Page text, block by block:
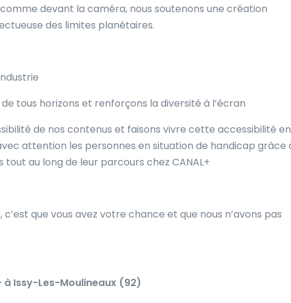
devant la caméra, nous soutenons une création
des limites planétaires.
tous horizons et renforçons la diversité à l’écran
de nos contenus et faisons vivre cette accessibilité en
attention les personnes en situation de handicap grâce
au long de leur parcours chez CANAL+
que vous avez votre chance et que nous n’avons pas
à Issy-Les-Moulineaux (92)